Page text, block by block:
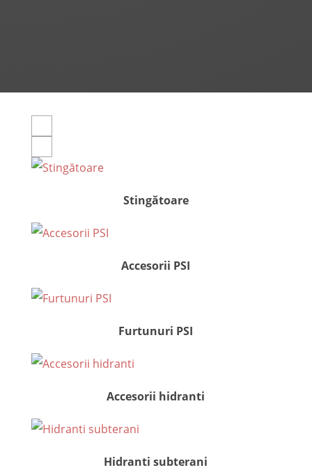
Stingătoare
Accesorii PSI
Furtunuri PSI
Accesorii hidranti
Hidranti subterani